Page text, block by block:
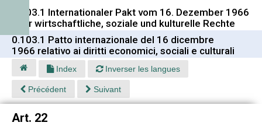
0.103.1 Internationaler Pakt vom 16. Dezember 1966
über wirtschaftliche, soziale und kulturelle Rechte
0.103.1 Patto internazionale del 16 dicembre
1966 relativo ai diritti economici, sociali e culturali
Index Inverser les langues
Précédent Suivant
Art. 22